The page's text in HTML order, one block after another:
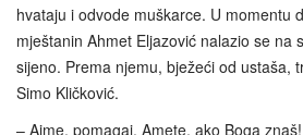
hvataju i odvode muškarce. U momentu
mještanin Ahmet Eljazović nalazio se na
sijeno. Prema njemu, bježeći od ustaša,
Simo Kličković.
– Ajme, pomagaj, Amete, ako Boga